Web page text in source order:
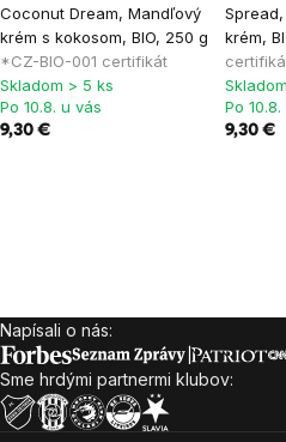
Coconut Dream, Mandľový
krém s kokosom, BIO, 250 g
*CZ-BIO-001 certifikát
Skladom > 5 ks
Po 10.8. u vás
9,30 €
krém,
Po
9,30 €
Zápätie
Napísali o nás:
Sme hrdými partnermi klubov: